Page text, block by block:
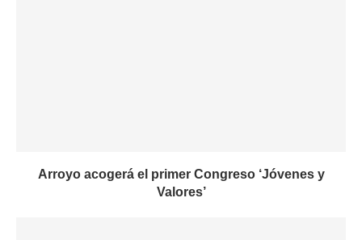
Arroyo acogerá el primer Congreso ‘Jóvenes y
Valores’